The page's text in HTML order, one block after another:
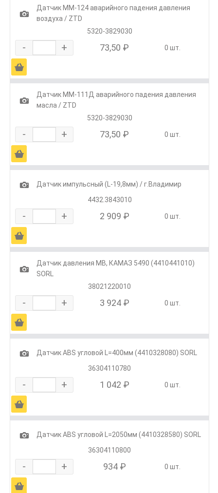
1
Датчик ММ-124 аварийного падения давления
воздуха / ZTD
5320-3829030
- + 73,50 ₽ 0 шт.
Ä
1
Датчик ММ-111Д аварийного падения давления
масла / ZTD
5320-3829030
- + 73,50 ₽ 0 шт.
Ä
1
Датчик импульсный (L-19,8мм) / г.Владимир
4432.3843010
- + 2 909 ₽ 0 шт.
Ä
1
Датчик давления MB, КАМАЗ 5490 (4410441010)
SORL
38021220010
- + 3 924 ₽ 0 шт.
Ä
1
Датчик ABS угловой L=400мм (4410328080) SORL
36304110780
- + 1 042 ₽ 0 шт.
Ä
1
Датчик ABS угловой L=2050мм (4410328580) SORL
36304110800
- + 934 ₽ 0 шт.
Ä